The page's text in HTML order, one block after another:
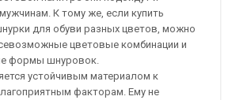
К тому же, если купить
для обуви разных цветов, можно
цветовые комбинации и
формы шнуровок.
устойчивым материалом к
факторам. Ему не